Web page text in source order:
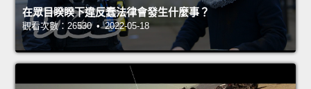
在眾目睽睽下違反蠢法律會發生什麼事？
觀看次數：26530 • 2022-05-18